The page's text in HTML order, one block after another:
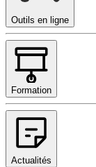
Outils en ligne
Formation
Actualités